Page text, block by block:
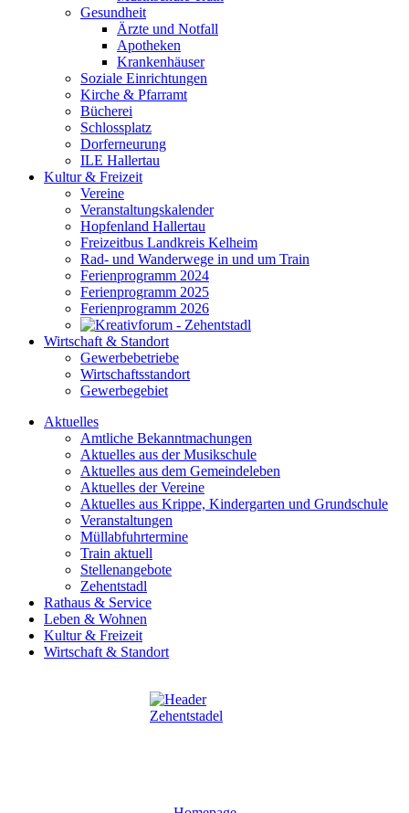
Gesundheit
Ärzte und Notfall
Apotheken
Krankenhäuser
Soziale Einrichtungen
Kirche & Pfarramt
Bücherei
Schlossplatz
Dorferneurung
ILE Hallertau
Kultur & Freizeit
Vereine
Veranstaltungskalender
Hopfenland Hallertau
Freizeitbus Landkreis Kelheim
Rad- und Wanderwege in und um Train
Ferienprogramm 2024
Ferienprogramm 2025
Ferienprogramm 2026
Wirtschaft & Standort
Gewerbebetriebe
Wirtschaftsstandort
Gewerbegebiet
Aktuelles
Amtliche Bekanntmachungen
Aktuelles aus der Musikschule
Aktuelles aus dem Gemeindeleben
Aktuelles der Vereine
Aktuelles aus Krippe, Kindergarten und Grundschule
Veranstaltungen
Müllabfuhrtermine
Train aktuell
Stellenangebote
Zehentstadl
Rathaus & Service
Leben & Wohnen
Kultur & Freizeit
Wirtschaft & Standort